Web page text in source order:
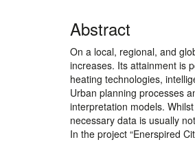
Abstract
On a local, regional, and
increases. Its attainment is
heating technologies,
Urban planning processes
interpretation models.
necessary data is usually
In the project “Enerspired